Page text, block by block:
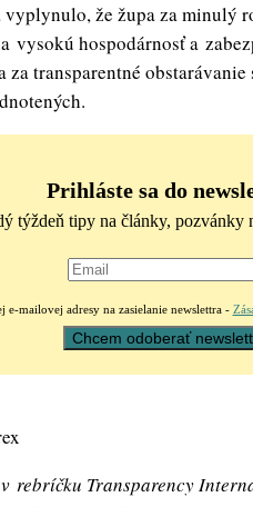
že župa za minulý
vysokú hospodárnosť a
za transparentné
Prihláste sa do
týždeň tipy na články, pozvánky
e-mailovej adresy na zasielanie newslettra -
rebríčku Transparency